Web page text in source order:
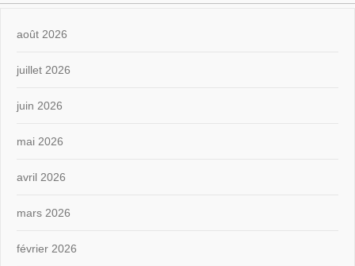
août 2026
juillet 2026
juin 2026
mai 2026
avril 2026
mars 2026
février 2026